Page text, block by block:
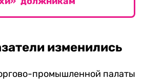
изменились
промышленной палаты